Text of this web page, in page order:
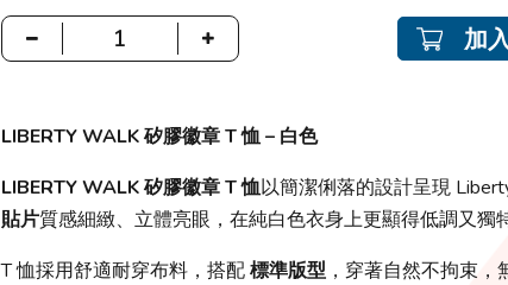
加
LIBERTY WALK 矽膠徽章 T 恤 – 白色
LIBERTY WALK 矽膠徽章 T 恤以簡潔俐落的設計呈現
貼片質感細緻、立體亮眼，在純白色衣身上更顯得低調又獨
T 恤採用舒適耐穿布料，搭配標準版型 ，穿著自然不拘束，